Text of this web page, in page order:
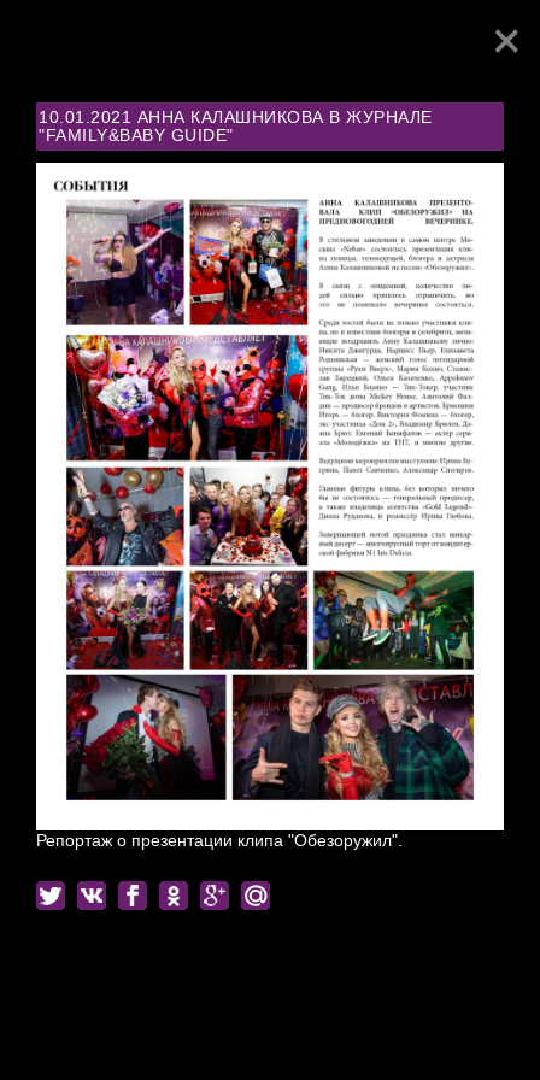
PRESS
×
10.01.2021 АННА КАЛАШНИКОВА В ЖУРНАЛЕ
"FAMILY&BABY GUIDE"
Репортаж о презентации клипа "Обезоружил".